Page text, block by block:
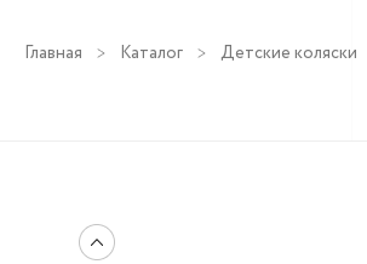
Главная Каталог Детские коляски